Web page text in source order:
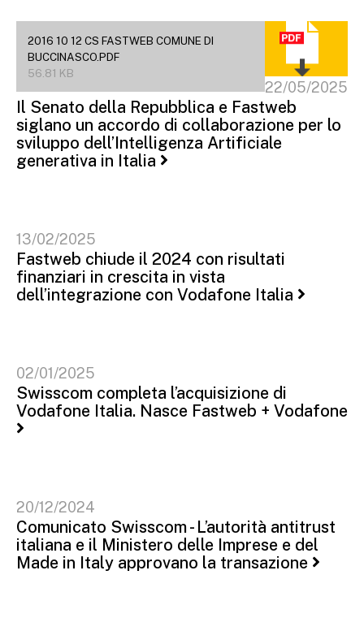
2016 10 12 CS FASTWEB COMUNE DI
BUCCINASCO.PDF
56.81 KB
22/05/2025
Il Senato della Repubblica e Fastweb
siglano un accordo di collaborazione per lo
sviluppo dell’Intelligenza Artificiale
generativa in Italia
13/02/2025
Fastweb chiude il 2024 con risultati
finanziari in crescita in vista
dell’integrazione con Vodafone Italia
02/01/2025
Swisscom completa l’acquisizione di
Vodafone Italia. Nasce Fastweb + Vodafone
20/12/2024
Comunicato Swisscom - L’autorità antitrust
italiana e il Ministero delle Imprese e del
Made in Italy approvano la transazione